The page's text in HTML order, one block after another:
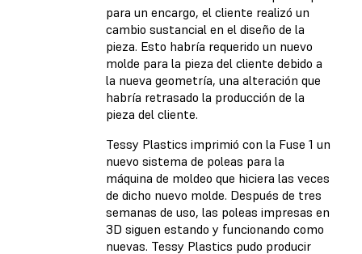
para un encargo, el cliente realizó un
cambio sustancial en el diseño de la
pieza. Esto habría requerido un nuevo
molde para la pieza del cliente debido a
la nueva geometría, una alteración que
habría retrasado la producción de la
pieza del cliente.
Tessy Plastics imprimió con la Fuse 1 un
nuevo sistema de poleas para la
máquina de moldeo que hiciera las veces
de dicho nuevo molde. Después de tres
semanas de uso, las poleas impresas en
3D siguen estando y funcionando como
nuevas. Tessy Plastics pudo producir